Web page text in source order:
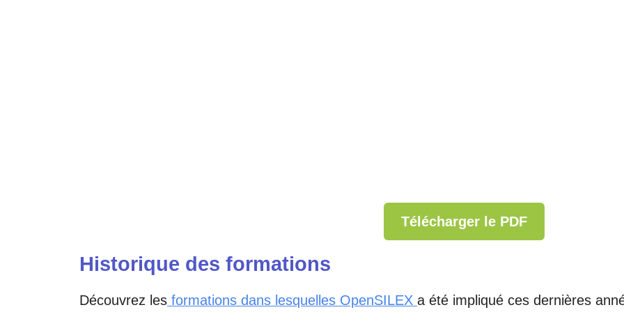
Télécharger le PDF
Historique des formations
Découvrez les formations dans lesquelles OpenSILEX a été impliqué ces dernières